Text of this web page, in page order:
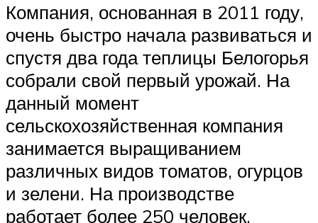
Компания, основанная в 2011 году,
очень быстро начала развиваться и
спустя два года теплицы Белогорья
собрали свой первый урожай. На
данный момент
сельскохозяйственная компания
занимается выращиванием
различных видов томатов, огурцов
и зелени. На производстве
работает более 250 человек,